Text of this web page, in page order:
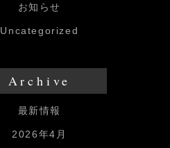
お知らせ
Uncategorized
Archive
最新情報
2026年4月